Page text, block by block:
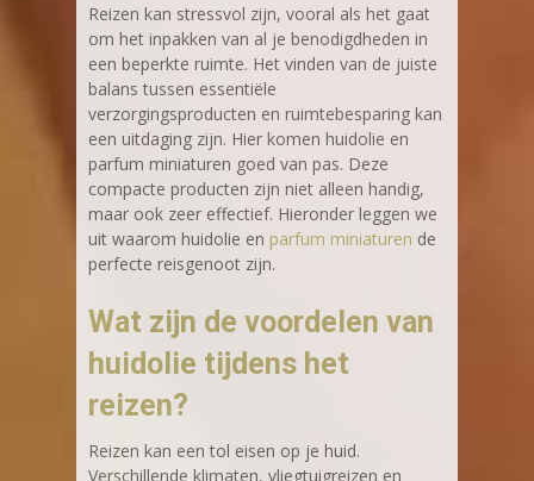
Reizen kan stressvol zijn, vooral als het gaat
om het inpakken van al je benodigdheden in
een beperkte ruimte. Het vinden van de juiste
balans tussen essentiële
verzorgingsproducten en ruimtebesparing kan
een uitdaging zijn. Hier komen huidolie en
parfum miniaturen goed van pas. Deze
compacte producten zijn niet alleen handig,
maar ook zeer effectief. Hieronder leggen we
uit waarom huidolie en parfum miniaturen de
perfecte reisgenoot zijn.
Wat zijn de voordelen van
huidolie tijdens het
reizen?
Reizen kan een tol eisen op je huid.
Verschillende klimaten, vliegtuigreizen en